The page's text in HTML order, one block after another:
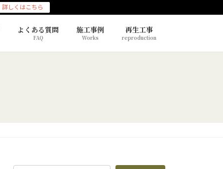
詳しくはこちら
よくある質問
FAQ
施工事例
Works
再生工事
reproduction